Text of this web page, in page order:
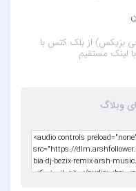
بزیکس) از بلک کتس با
با لینک مستقیم
وبلاگ